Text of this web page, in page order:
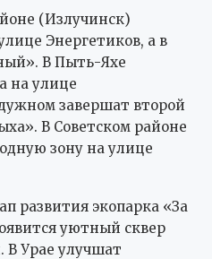
(Излучинск)
Энергетиков, а в
В Пыть-Яхе
на улице
завершат второй
В Советском районе
зону на улице
развития экопарка «За
уютный сквер
Урае улучшат